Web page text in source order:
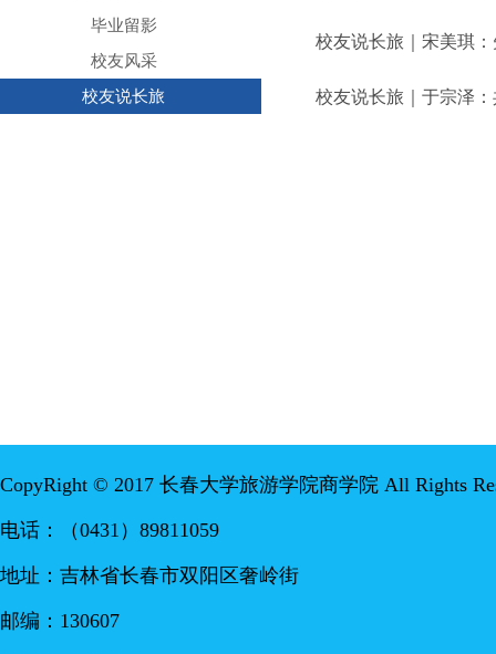
毕业留影
校友风采
校友说长旅
校友说长旅｜宋美琪
校友说长旅｜于宗泽
CopyRight © 2017 长春大学旅游学院商学院 All Rights
电话：（0431）89811059
地址：吉林省长春市双阳区奢岭街
邮编：130607